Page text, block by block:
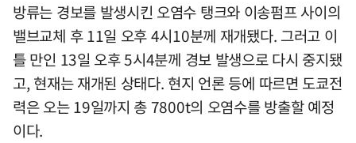
방류는 경보를 발생시킨 오염수 탱크와 이송펌프 사이의
밸브교체 후 11일 오후 4시10분께 재개됐다. 그러고 이
틀 만인 13일 오후 5시4분께 경보 발생으로 다시 중지됐
고, 현재는 재개된 상태다. 현지 언론 등에 따르면 도쿄전
력은 오는 19일까지 총 7800t의 오염수를 방출할 예정
이다.